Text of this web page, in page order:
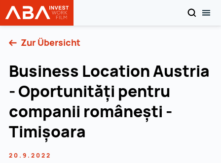
Startseite | INVEST in AUSTRIA
SUCHEN
Zur Übersicht
Business Location Austria
- Oportunități pentru
companii românești -
Timișoara
20.9.2022